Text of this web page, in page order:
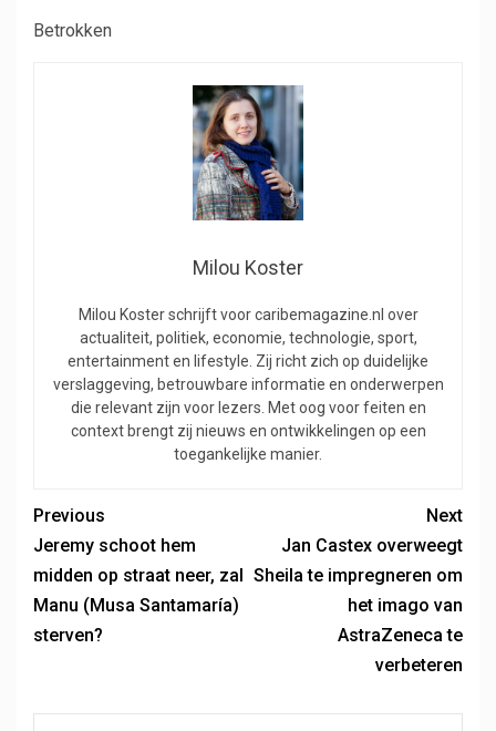
Betrokken
Milou Koster
Milou Koster schrijft voor caribemagazine.nl over
actualiteit, politiek, economie, technologie, sport,
entertainment en lifestyle. Zij richt zich op duidelijke
verslaggeving, betrouwbare informatie en onderwerpen
die relevant zijn voor lezers. Met oog voor feiten en
context brengt zij nieuws en ontwikkelingen op een
toegankelijke manier.
Previous
Jeremy schoot hem
midden op straat neer, zal
Manu (Musa Santamaría)
sterven?
Next
Jan Castex overweegt
Sheila te impregneren om
het imago van
AstraZeneca te
verbeteren